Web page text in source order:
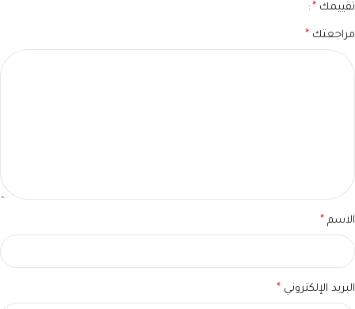
تقييمك *
مراجعتك *
الاسم *
البريد الإلكتروني *